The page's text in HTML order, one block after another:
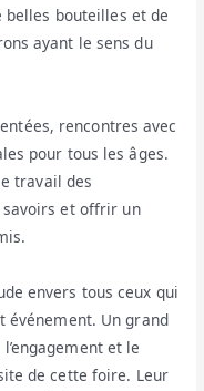
bouteilles et de
ayant le sens du
rencontres avec
pour tous les âges.
travail des
savoirs et offrir un
envers tous ceux qui
événement. Un grand
et le
de cette foire. Leur